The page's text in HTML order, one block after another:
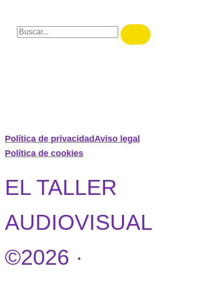
Política de privacidadAviso legal
Política de cookies
EL TALLER
AUDIOVISUAL
©2026 ·